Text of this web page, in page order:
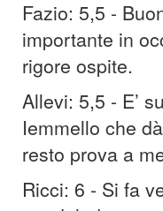
Fazio: 5,5 -
importante in
rigore ospite.
Allevi: 5,5 - E’
Iemmello che
resto prova a
Ricci: 6 - Si fa